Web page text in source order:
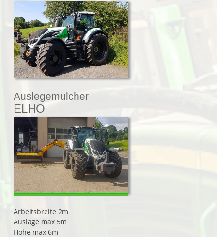
Auslegemulcher
ELHO
Arbeitsbreite 2m
Auslage max 5m
Höhe max 6m